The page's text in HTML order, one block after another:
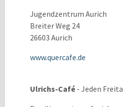
Jugendzentrum Aurich
Breiter Weg 24
26603 Aurich
www.quercafe.de
Ulrichs-Café - Jeden